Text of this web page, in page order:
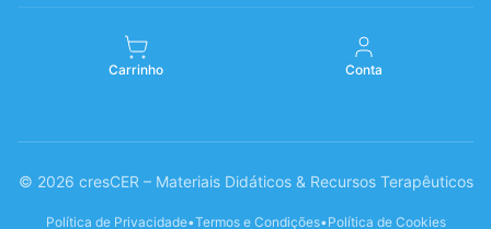
Carrinho Conta
© 2026 cresCER – Materiais Didáticos & Recursos Terapêuticos
Política de Privacidade•Termos e Condições•Política de Cookies